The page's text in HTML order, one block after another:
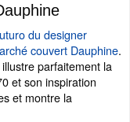
du designer
couvert Dauphine.
parfaitement la
et son inspiration
et montre la